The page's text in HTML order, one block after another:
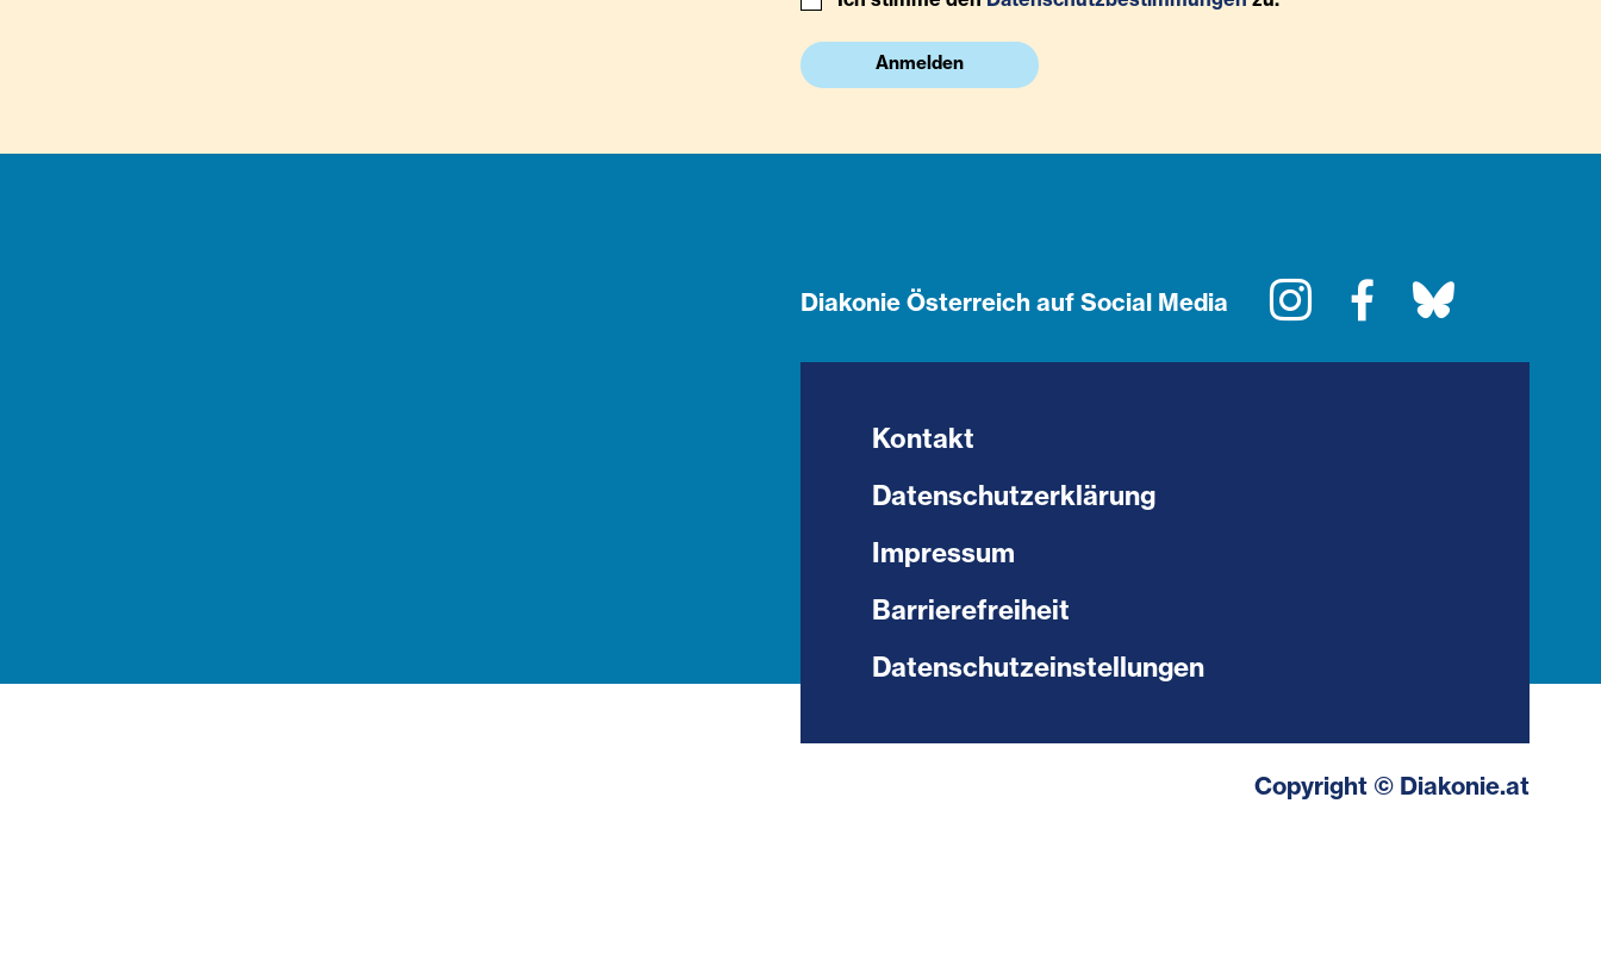
Anmelden
Diakonie Österreich auf Social Media InstagramFacebook
Kontakt
Datenschutzerklärung
Impressum
Barrierefreiheit
Datenschutzeinstellungen
Copyright © Diakonie.at